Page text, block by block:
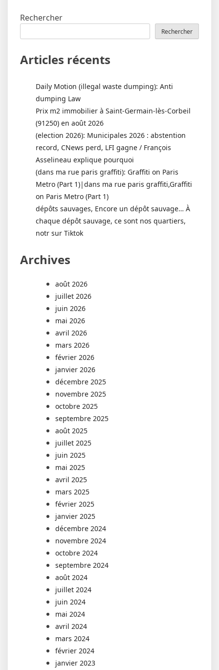
Rechercher
Rechercher
Articles récents
Daily Motion (illegal waste dumping): Anti
dumping Law
Prix m2 immobilier à Saint-Germain-lès-Corbeil
(91250) en août 2026
(election 2026): Municipales 2026 : abstention
record, CNews perd, LFI gagne / François
Asselineau explique pourquoi
(dans ma rue paris graffiti): Graffiti on Paris
Metro (Part 1)|dans ma rue paris graffiti,Graffiti
on Paris Metro (Part 1)
dépôts sauvages, Encore un dépôt sauvage… À
chaque dépôt sauvage, ce sont nos quartiers,
notr sur Tiktok
Archives
août 2026
juillet 2026
juin 2026
mai 2026
avril 2026
mars 2026
février 2026
janvier 2026
décembre 2025
novembre 2025
octobre 2025
septembre 2025
août 2025
juillet 2025
juin 2025
mai 2025
avril 2025
mars 2025
février 2025
janvier 2025
décembre 2024
novembre 2024
octobre 2024
septembre 2024
août 2024
juillet 2024
juin 2024
mai 2024
avril 2024
mars 2024
février 2024
janvier 2023